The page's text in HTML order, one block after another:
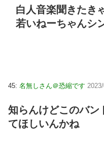
白人音楽聞きたき
若いねーちゃんシ
45: 名無しさん＠恐縮です
知らんけどこのバン
てほしいんかね